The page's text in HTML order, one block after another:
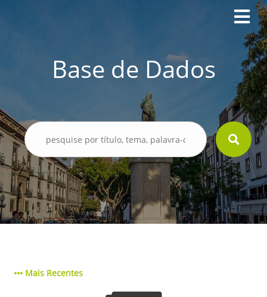
Base de Dados
Mais Recentes